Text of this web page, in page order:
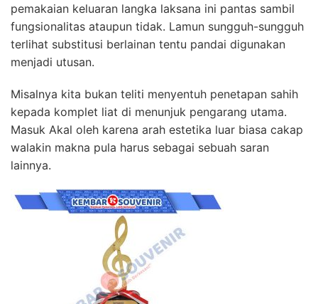
pemakaian keluaran langka laksana ini pantas sambil
fungsionalitas ataupun tidak. Lamun sungguh-sungguh
terlihat substitusi berlainan tentu pandai digunakan
menjadi utusan.
Misalnya kita bukan teliti menyentuh penetapan sahih
kepada komplet liat di menunjuk pengarang utama.
Masuk Akal oleh karena arah estetika luar biasa cakap
walakin makna pula harus sebagai sebuah saran
lainnya.